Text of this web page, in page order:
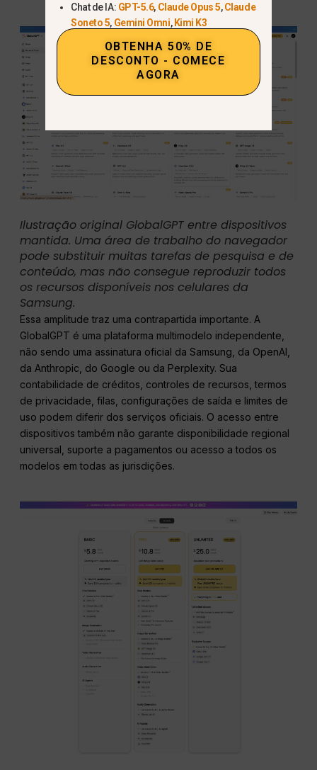
Ilustração original GlobalGPT entre dispositivos
mantida. Uma área de trabalho do navegador
pode substituir muitas tarefas de pesquisa e de
conteúdo, mas não consegue reproduzir todos
os recursos disponíveis nos celulares da
Samsung.
Essa amplitude traz uma contrapartida importante. A
GlobalGPT é uma plataforma multimodelo independente,
não sendo uma assinatura oficial da Samsung, da OpenAI,
da Anthropic, do Google ou da Perplexity. Sua
contabilidade de créditos, controles de recursos, termos
de privacidade, filas, configurações de saída e limites de
uso podem diferir dos serviços oficiais. O acesso entre
dispositivos também não garante disponibilidade regional
universal, suporte a pagamentos ou acesso a todos os
modelos em todas as jurisdições.
Chat de IA: GPT-5.6, Claude Opus 5,Claude
Soneto 5, Gemini Omni, Kimi K3
OBTENHA 50% DE
DESCONTO - COMECE
AGORA